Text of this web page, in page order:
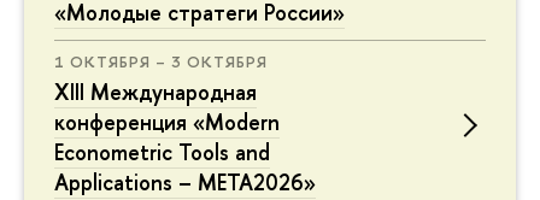
«Молодые стратеги России»
1 ОКТЯБРЯ – 3 ОКТЯБРЯ
XIII Международная
конференция «Modern
Econometric Tools and
Applications – META2026»